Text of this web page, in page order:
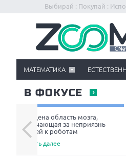
Выбирай : Покупай :
МАТЕМАТИКА
В ФОКУСЕ
Найдена область мозга,
отвечающая за неприязнь
людей к роботам
Читать далее